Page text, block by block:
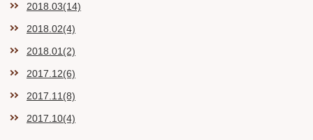
2018.03(14)
2018.02(4)
2018.01(2)
2017.12(6)
2017.11(8)
2017.10(4)